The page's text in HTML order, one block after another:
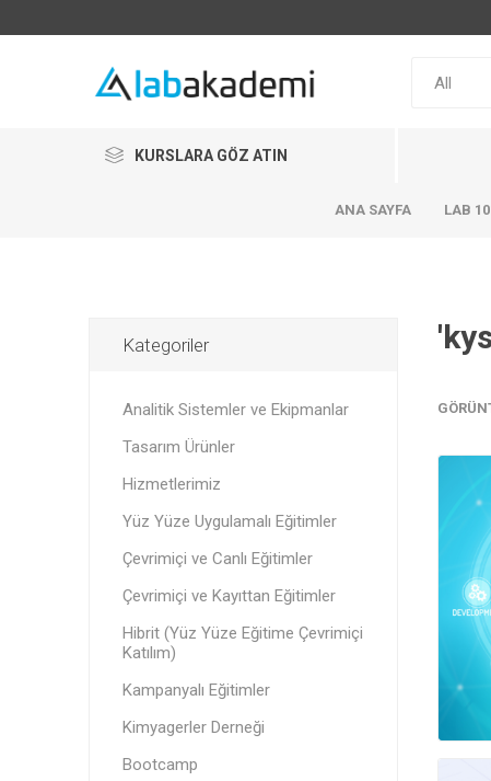
KURSLARA GÖZ ATIN
ANA SAYFA LAB
Kategoriler
Analitik Sistemler ve Ekipmanlar
Tasarım Ürünler
Hizmetlerimiz
Yüz Yüze Uygulamalı Eğitimler
Çevrimiçi ve Canlı Eğitimler
Çevrimiçi ve Kayıttan Eğitimler
Hibrit (Yüz Yüze Eğitime Çevrimiçi
Katılım)
Kampanyalı Eğitimler
Kimyagerler Derneği
Bootcamp